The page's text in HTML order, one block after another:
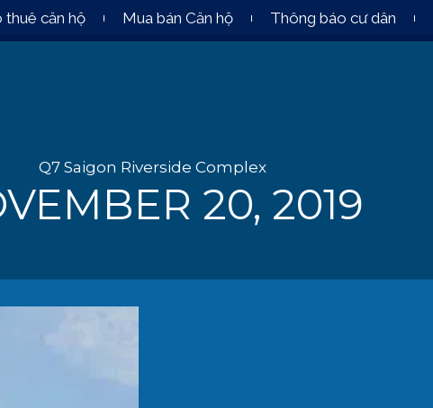
thuê căn hộ Mua bán Căn hộ Thông báo cư dân
Q7 Saigon Riverside Complex
20, 2019